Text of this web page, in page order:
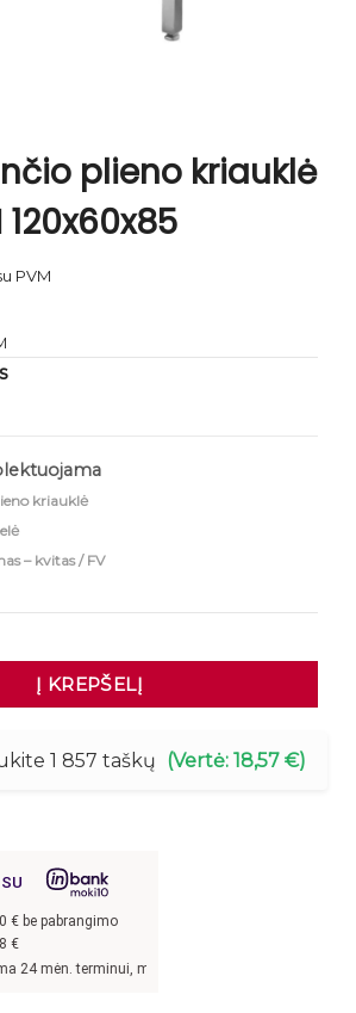
plieno kriauklė
PVM
kriauklė
– kvitas / FV
Nerūdijančio plieno kriauklė Mega-M
Į KREPŠELĮ
1 857 taškų (Vertė: 18,57 €)
€ be pabrangimo
€
terminui, metinė palūkanų norma –